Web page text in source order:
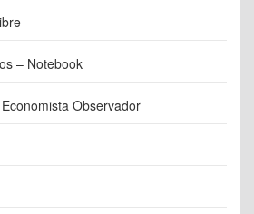
– Notebook
Observador